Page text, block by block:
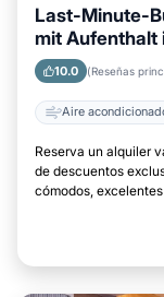
Last-Minute-
mit Aufenthalt
verfügbar
10.0 (Reseñas
Aire
Reserva un alquiler
de descuentos
cómodos,